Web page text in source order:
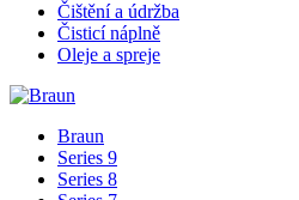
Čištění a údržba
Čisticí náplně
Oleje a spreje
Braun
Series 9
Series 8